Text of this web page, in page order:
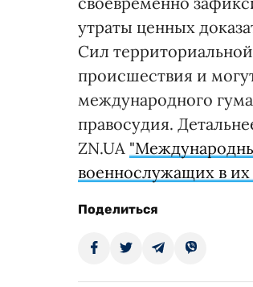
утраты ценных
Сил
происшествия и
международного
правосудия.
ZN.UA
военнослужащих в
Поделиться